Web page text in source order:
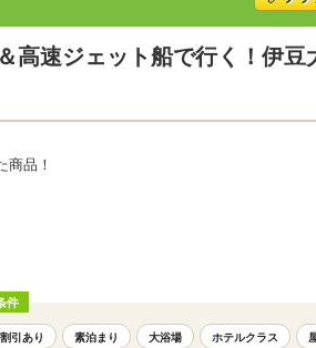
速ジェット船で行く！伊
商品！
件
引あり 素泊まり 大浴場 ホテルクラス